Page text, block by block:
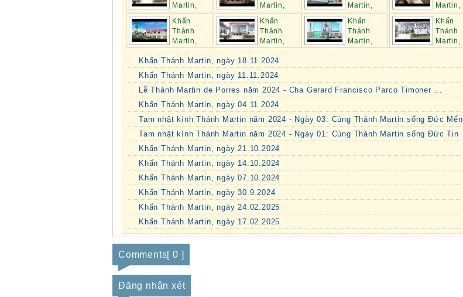
Martin,
ngày 03.02.2025
Martin,
ngày 27.01.2025
Martin,
ngày 20.01.2025
Martin,
ngày 13.01.2025
Khấn
Thánh
Martin,
Khấn
Thánh
Martin,
Khấn
Thánh
Martin,
Khấn
Thánh
Martin,
Khấn Thánh Martin, ngày 18.11.2024
Khấn Thánh Martin, ngày 11.11.2024
Lễ Thánh Martin de Porres năm 2024 - Cha Gerard Francisco Parco Timoner ...
Khấn Thánh Martin, ngày 04.11.2024
Tam nhật kính Thánh Martin năm 2024 - Ngày 03: Cùng Thánh Martin sống Đức Mến
Tam nhật kính Thánh Martin năm 2024 - Ngày 01: Cùng Thánh Martin sống Đức Tin
Khấn Thánh Martin, ngày 21.10.2024
Khấn Thánh Martin, ngày 14.10.2024
Khấn Thánh Martin, ngày 07.10.2024
Khấn Thánh Martin, ngày 30.9.2024
Khấn Thánh Martin, ngày 24.02.2025
Khấn Thánh Martin, ngày 17.02.2025
Comments[ 0 ]
Đăng nhận xét